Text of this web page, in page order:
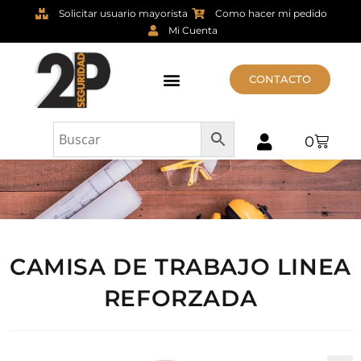
Solicitar usuario mayorista
Como hacer mi pedido
Mi Cuenta
CONTACTO
0
CAMISA DE TRABAJO LINEA
REFORZADA